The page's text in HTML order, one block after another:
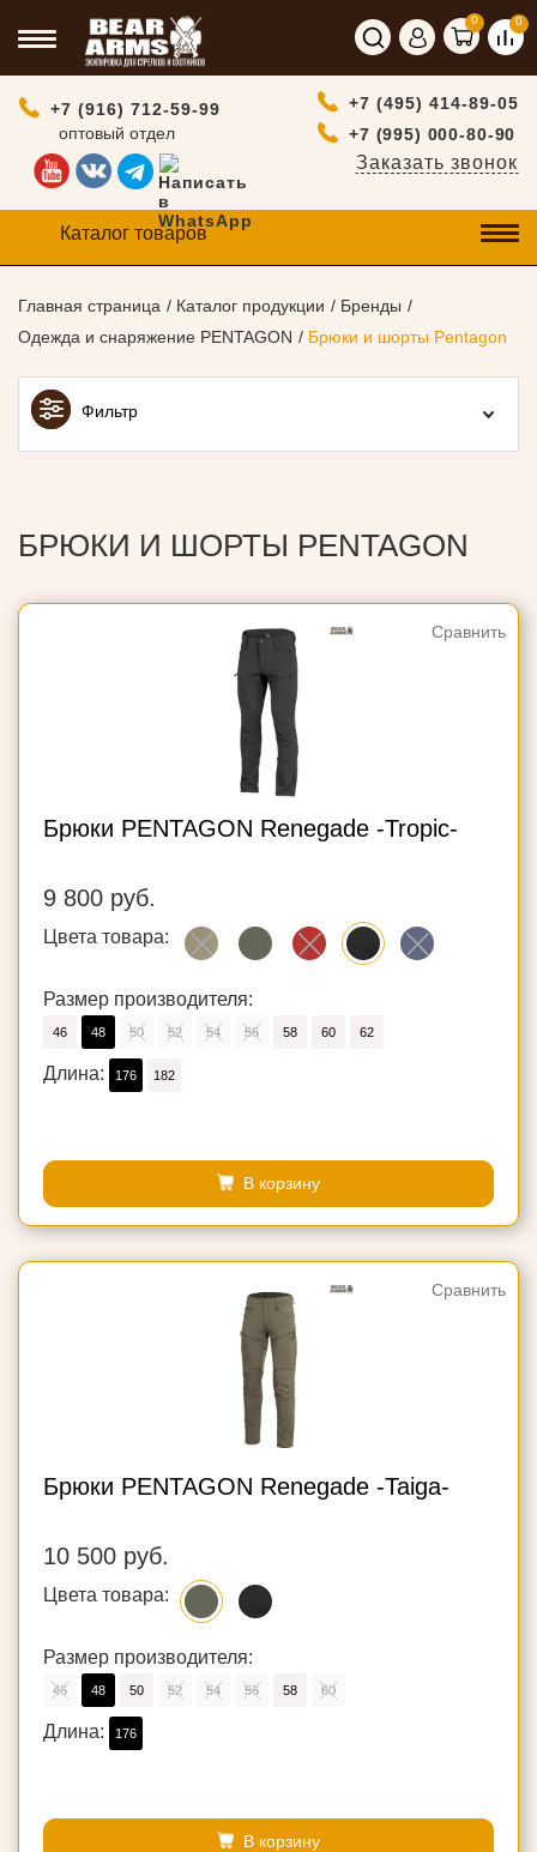
0 0
+7 (916) 712-59-99
оптовый отдел
+7 (495) 414-89-05
+7 (995) 000-80-90
Заказать звонок
Каталог товаров
Главная страница Каталог продукции
Бренды
Одежда и снаряжение PENTAGON
Брюки и шорты Pentagon
Фильтр
БРЮКИ И ШОРТЫ PENTAGON
Сравнить
Брюки PENTAGON Renegade -Tropic-
9 800 руб.
Цвета товара:
Размер производителя:
46 48 50 52 54 56 58 60 62
Длина: 176 182
В корзину
Сравнить
Брюки PENTAGON Renegade -Taiga-
10 500 руб.
Цвета товара:
Размер производителя:
46 48 50 52 54 56 58 60
Длина: 176
В корзину